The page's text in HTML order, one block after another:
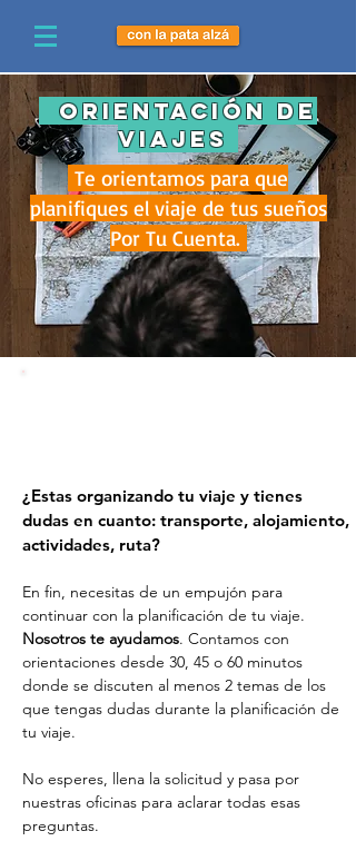
orientación de
viajes
Te orientamos para que
planifiques el viaje de tus sueños
Por Tu Cuenta.
¿Estas organizando tu viaje y tienes
dudas en cuanto: transporte, alojamiento,
actividades, ruta?
En fin, necesitas de un empujón para
continuar con la planificación de tu viaje.
Nosotros te ayudamos. Contamos con
orientaciones desde 30, 45 o 60 minutos
donde se discuten al menos 2 temas de los
que tengas dudas durante la planificación de
tu viaje.
No esperes, llena la solicitud y pasa por
nuestras oficinas para aclarar todas esas
preguntas.